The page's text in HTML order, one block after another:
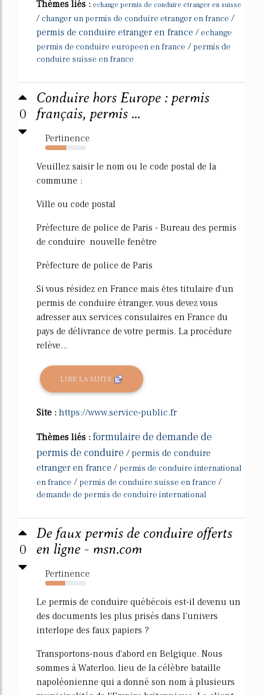
Thèmes liés : echange permis de conduire etranger en suisse
/ changer un permis de conduire etranger en france /
permis de conduire etranger en france / echange
permis de conduire europeen en france / permis de
conduire suisse en france
0
Conduire hors Europe : permis
français, permis ...
Pertinence
52%
Veuillez saisir le nom ou le code postal de la
commune :
Ville ou code postal
Préfecture de police de Paris - Bureau des permis
de conduire nouvelle fenêtre
Préfecture de police de Paris
Si vous résidez en France mais êtes titulaire d'un
permis de conduire étranger, vous devez vous
adresser aux services consulaires en France du
pays de délivrance de votre permis. La procédure
relève...
LIRE LA SUITE
Site : https://www.service-public.fr
Thèmes liés : formulaire de demande de
permis de conduire /permis de conduire
etranger en france / permis de conduire international
en france / permis de conduire suisse en france /
demande de permis de conduire international
0
De faux permis de conduire offerts
en ligne - msn.com
Pertinence
49%
Le permis de conduire québécois est-il devenu un
des documents les plus prisés dans l'univers
interlope des faux papiers ?
Transportons-nous d'abord en Belgique. Nous
sommes à Waterloo, lieu de la célèbre bataille
napoléonienne qui a donné son nom à plusieurs